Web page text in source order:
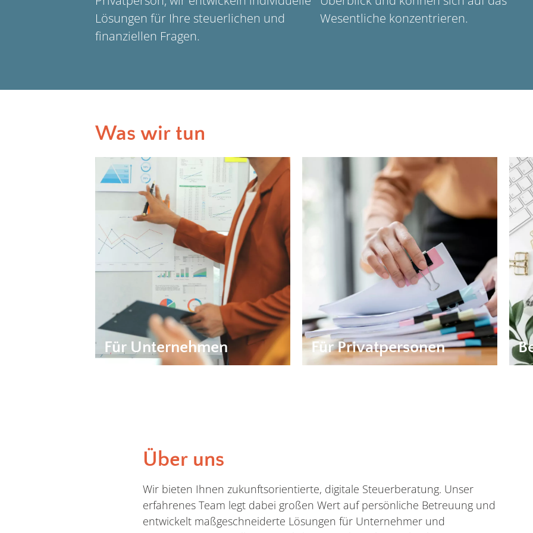
Lösungen für Ihre steuerlichen und
finanziellen Fragen.
Wesentliche konzentrieren.
Was wir tun
Für Unternehmen
Für Unternehmen
Wir bieten umfassende
Unterstützung für Ihr Unternehmen.
Ob Lohn- und Finanzbuchhaltung,
die Erstellung von
Jahresabschlüssen oder die
Auswertung betriebswirtschaftlicher
Kennzahlen, – wir stehen Ihnen bei
allen Anliegen zur Seite.
Mehr erfahren Für Privatpersonen
Für Privatpersonen
Wir beraten Privatpersonen in allen
steuerlichen Belangen. Ob Sie
Unterstützung bei Ihrer
Steuerklärung brauchen, Fragen zu
Ihrer Finanz- und
Vermögensplanung haben oder Sie
Ihr Vermögen möglichst
steueroptimal an Ihre Nachfolger
übertragen möchten – wir sind Ihr
kompetenter Ansprechpartner.
Mehr erfahren
Über uns
Wir bieten Ihnen zukunftsorientierte, digitale Steuerberatung. Unser
erfahrenes Team legt dabei großen Wert auf persönliche Betreuung und
entwickelt maßgeschneiderte Lösungen für Unternehmer und